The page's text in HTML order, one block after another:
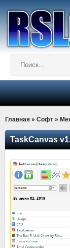
Главная » Софт »
TaskCanvas